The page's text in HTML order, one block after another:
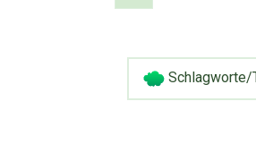
Schlagworte/